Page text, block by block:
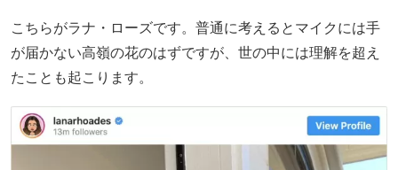
こちらがラナ・ローズです。普通に考えるとマイクには手
が届かない高嶺の花のはずですが、世の中には理解を超え
たことも起こります。